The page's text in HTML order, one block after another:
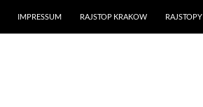
IMPRESSUM RAJSTOP KRAKOW